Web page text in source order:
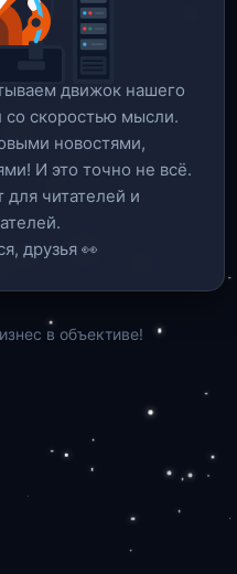
движок нашего
со скоростью мысли.
новостями,
И это точно не всё.
для читателей и
друзья 👀
в объективе!